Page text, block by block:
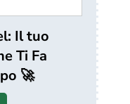
Il tuo
Ti Fa
🚀